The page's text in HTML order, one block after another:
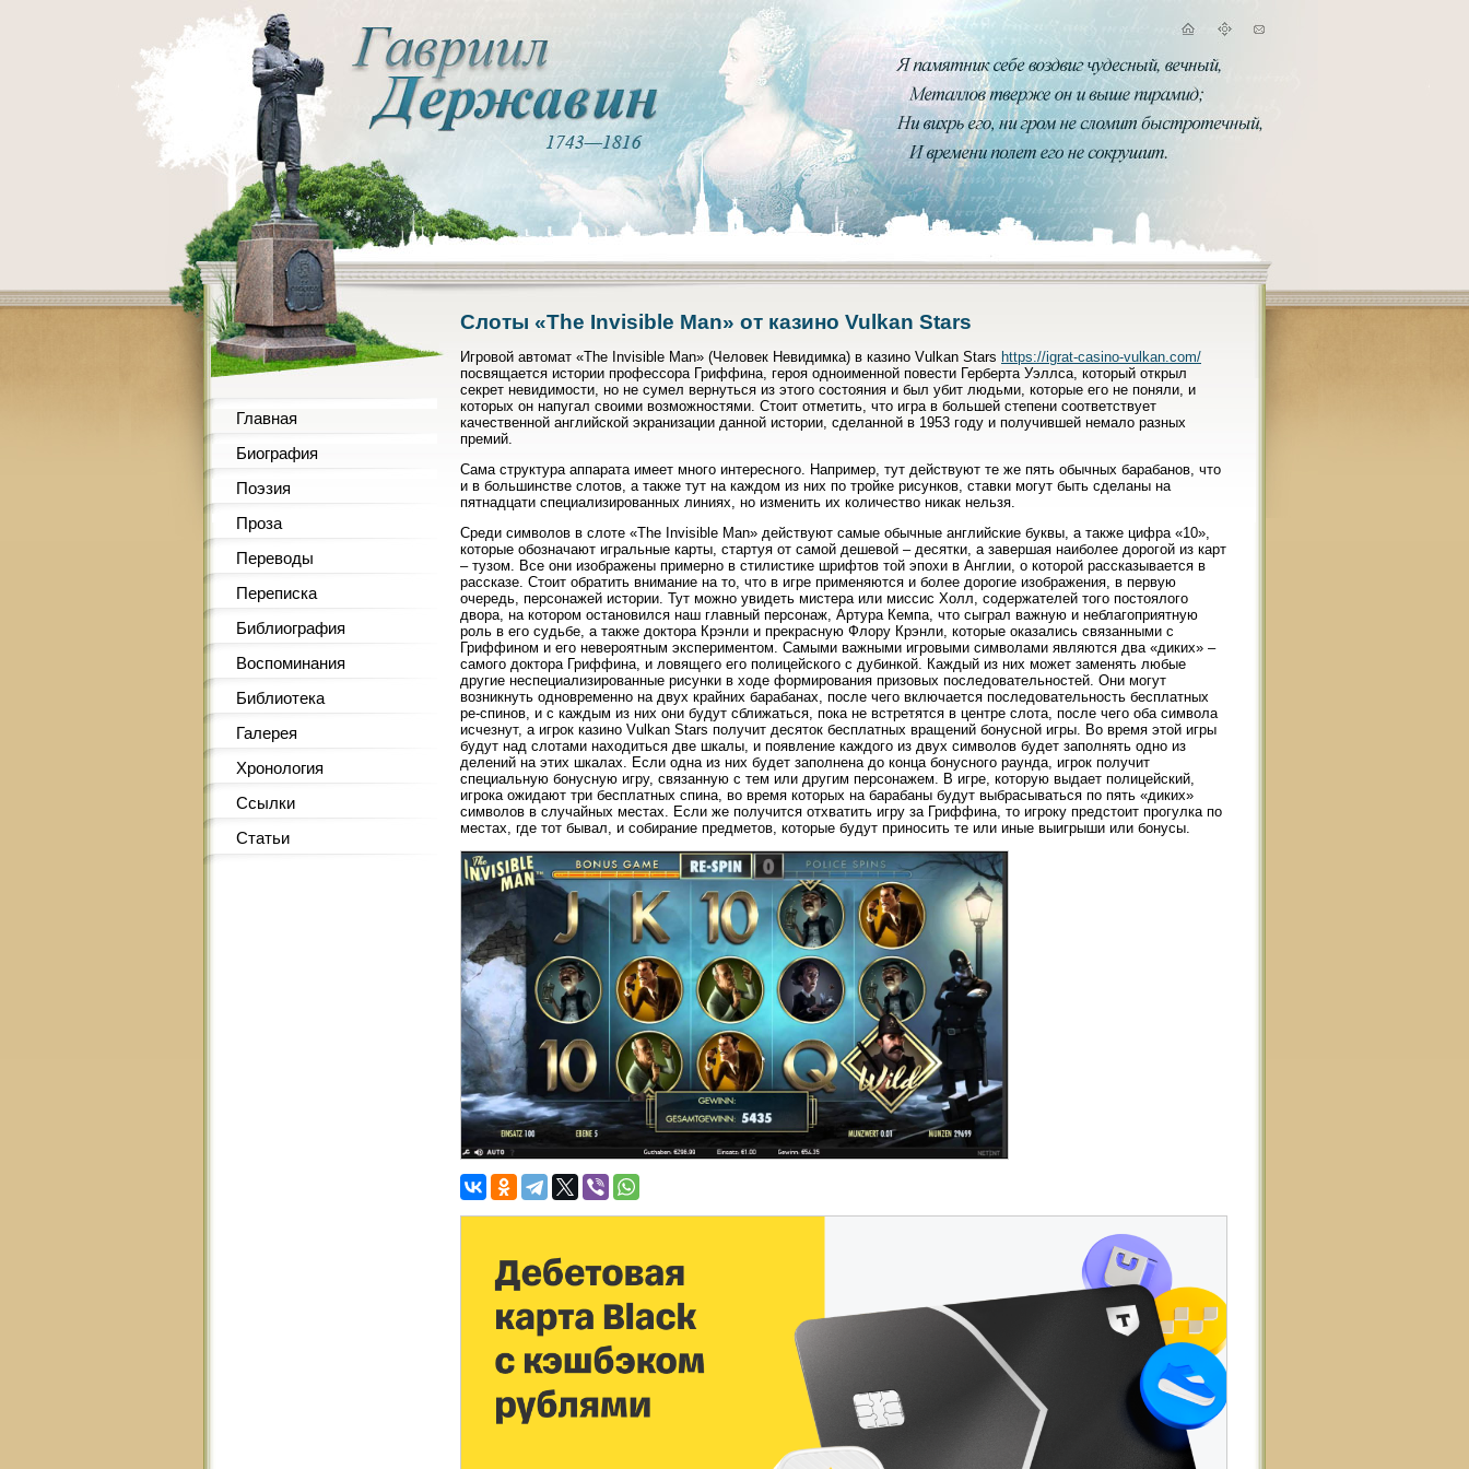
Главная
Биография
Поэзия
Проза
Переводы
Переписка
Библиография
Воспоминания
Библиотека
Галерея
Хронология
Ссылки
Статьи
Слоты «The Invisible Man» от казино Vulkan Stars
Игровой автомат «The Invisible Man» (Человек Невидимка) в казино Vulkan Stars https://igrat-casino-vulkan.com/
посвящается истории профессора Гриффина, героя одноименной повести Герберта Уэллса, который открыл
секрет невидимости, но не сумел вернуться из этого состояния и был убит людьми, которые его не поняли, и
которых он напугал своими возможностями. Стоит отметить, что игра в большей степени соответствует
качественной английской экранизации данной истории, сделанной в 1953 году и получившей немало разных
премий.
Сама структура аппарата имеет много интересного. Например, тут действуют те же пять обычных барабанов, что
и в большинстве слотов, а также тут на каждом из них по тройке рисунков, ставки могут быть сделаны на
пятнадцати специализированных линиях, но изменить их количество никак нельзя.
Среди символов в слоте «The Invisible Man» действуют самые обычные английские буквы, а также цифра «10»,
которые обозначают игральные карты, стартуя от самой дешевой – десятки, а завершая наиболее дорогой из карт
– тузом. Все они изображены примерно в стилистике шрифтов той эпохи в Англии, о которой рассказывается в
рассказе. Стоит обратить внимание на то, что в игре применяются и более дорогие изображения, в первую
очередь, персонажей истории. Тут можно увидеть мистера или миссис Холл, содержателей того постоялого
двора, на котором остановился наш главный персонаж, Артура Кемпа, что сыграл важную и неблагоприятную
роль в его судьбе, а также доктора Крэнли и прекрасную Флору Крэнли, которые оказались связанными с
Гриффином и его невероятным экспериментом. Самыми важными игровыми символами являются два «диких» –
самого доктора Гриффина, и ловящего его полицейского с дубинкой. Каждый из них может заменять любые
другие неспециализированные рисунки в ходе формирования призовых последовательностей. Они могут
возникнуть одновременно на двух крайних барабанах, после чего включается последовательность бесплатных
ре-спинов, и с каждым из них они будут сближаться, пока не встретятся в центре слота, после чего оба символа
исчезнут, а игрок казино Vulkan Stars получит десяток бесплатных вращений бонусной игры. Во время этой игры
будут над слотами находиться две шкалы, и появление каждого из двух символов будет заполнять одно из
делений на этих шкалах. Если одна из них будет заполнена до конца бонусного раунда, игрок получит
специальную бонусную игру, связанную с тем или другим персонажем. В игре, которую выдает полицейский,
игрока ожидают три бесплатных спина, во время которых на барабаны будут выбрасываться по пять «диких»
символов в случайных местах. Если же получится отхватить игру за Гриффина, то игроку предстоит прогулка по
местах, где тот бывал, и собирание предметов, которые будут приносить те или иные выигрыши или бонусы.